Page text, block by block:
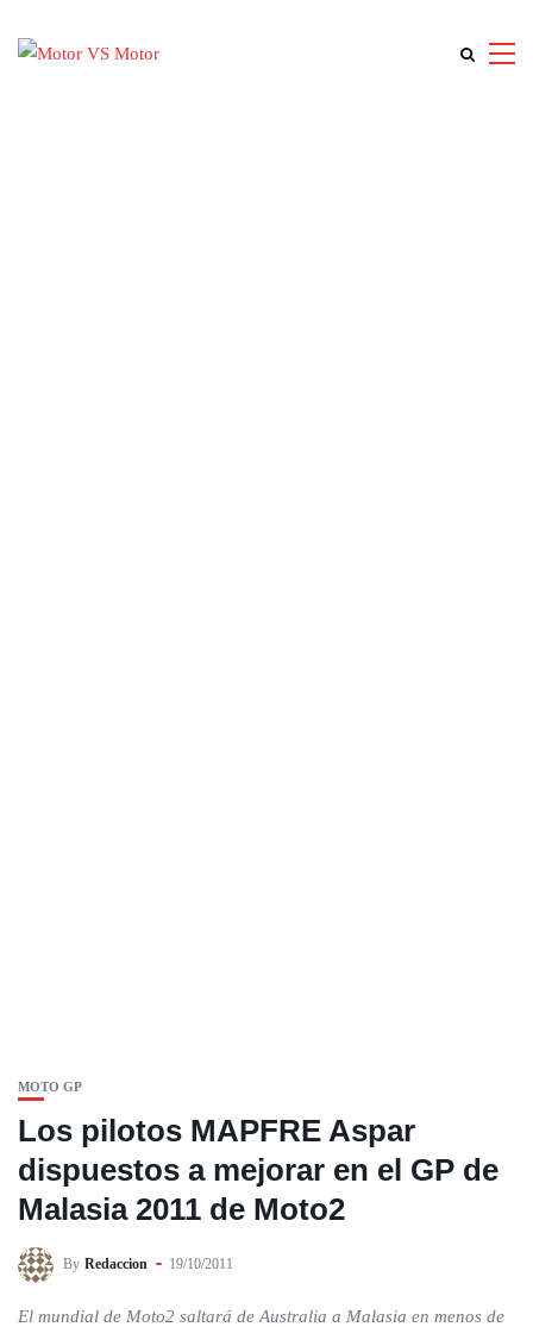
MOTO GP
Los pilotos MAPFRE Aspar
dispuestos a mejorar en el GP de
Malasia 2011 de Moto2
By Redaccion 19/10/2011
El mundial de Moto2 saltará de Australia a Malasia en menos de